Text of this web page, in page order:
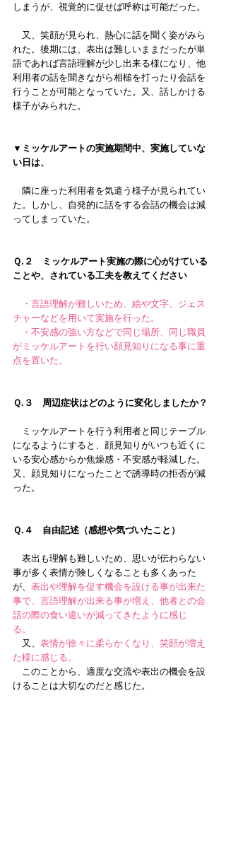
しまうが、視覚的に促せば呼称は可能だった。
又、笑顔が見られ、熱心に話を聞く姿がみら
れた。後期には、表出は難しいままだったが単
語であれば言語理解が少し出来る様になり、他
利用者の話を聞きながら相槌を打ったり会話を
行うことが可能となっていた。又、話しかける
様子がみられた。
▼ミッケルアートの実施期間中、実施していな
い日は、
隣に座った利用者を気遣う様子が見られてい
た。しかし、自発的に話をする会話の機会は減
ってしまっていた。
Ｑ.２　ミッケルアート実施の際に心がけている
ことや、されている工夫を教えてください
・言語理解が難しいため、絵や文字、ジェス
チャーなどを用いて実施を行った。
・不安感の強い方などで同じ場所、同じ職員
がミッケルアートを行い顔見知りになる事に重
点を置いた。
Ｑ.３　周辺症状はどのように変化しましたか？
ミッケルアートを行う利用者と同じテーブル
になるようにすると、顔見知りがいつも近くに
いる安心感からか焦燥感・不安感が軽減した。
又、顔見知りになったことで誘導時の拒否が減
った。
Ｑ.４　自由記述（感想や気づいたこと）
表出も理解も難しいため、思いが伝わらない
事が多く表情が険しくなることも多くあった
が、 表出や理解を促す機会を設ける事が出来た
事で、言語理解が出来る事が増え、他者との会
話の際の食い違いが減ってきたように感じ
る。
又、 表情が徐々に柔らかくなり、笑顔が増え
た様に感じる。
このことから、適度な交流や表出の機会を設
けることは大切なのだと感じた。